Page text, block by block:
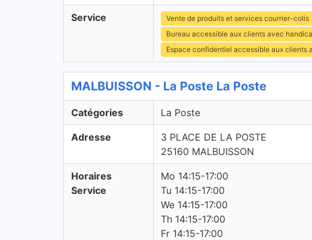
Service Vente de produits et services courrier-colis
Bureau accessible aux clients avec
Espace confidentiel accessible aux clients
MALBUISSON - La Poste La Poste
Catégories La Poste
Adresse
3 PLACE DE LA POSTE
25160 MALBUISSON
Horaires
Service
Mo 14:15-17:00
Tu 14:15-17:00
We 14:15-17:00
Th 14:15-17:00
Fr 14:15-17:00